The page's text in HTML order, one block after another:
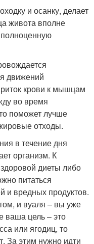
и осанку, делает
живота вполне
полноценную
движений
крови к мышцам
во время
поможет лучше
отходы.
в течение дня
организм. К
диеты либо
питаться
и вредных продуктов.
и вуаля – вы уже
ваша цель – это
или ягодиц, то
За этим нужно идти